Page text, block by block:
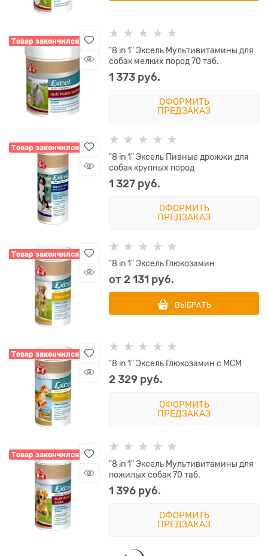
Товар закончился
"8 in 1" Эксель Мультивитамины для
собак мелких пород 70 таб.
1 373 руб.
ОФОРМИТЬ
ПРЕДЗАКАЗ
Товар закончился
"8 in 1" Эксель Пивные дрожжи для
собак крупных пород
1 327 руб.
ОФОРМИТЬ
ПРЕДЗАКАЗ
Товар закончился
"8 in 1" Эксель Глюкозамин
от2 131 руб.
ВЫБРАТЬ
Товар закончился
"8 in 1" Эксель Глюкозамин с МСМ
2 329 руб.
ОФОРМИТЬ
ПРЕДЗАКАЗ
Товар закончился
"8 in 1" Эксель Мультивитамины для
пожилых собак 70 таб.
1 396 руб.
ОФОРМИТЬ
ПРЕДЗАКАЗ